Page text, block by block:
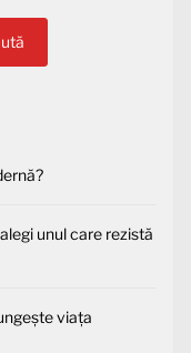
unul care rezistă
viața